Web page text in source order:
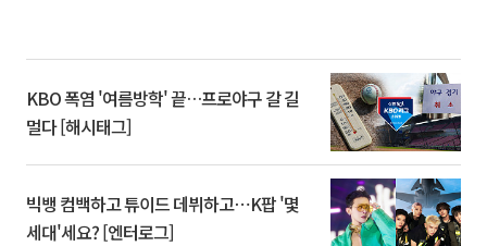
KBO 폭염 '여름방학' 끝…프로야구 갈 길
멀다 [해시태그]
빅뱅 컴백하고 튜이드 데뷔하고⋯K팝 '몇
세대'세요? [엔터로그]